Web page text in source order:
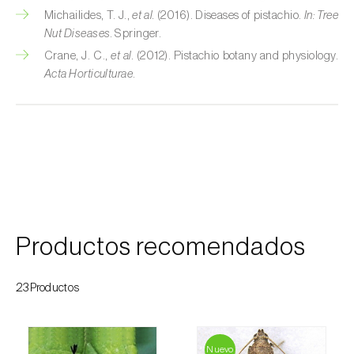
Colza (Brassica napus)
Crisantemo ( Chrysanthemum spp.
Drácena (Dracaena spp.
Feijoa (Feijoa sellowiana )
Frambuesa (
Frambuesa negra (Rubus occidentalis
Michailides, T. J.,et al. (2016). Diseases of pistachio. In: Tree
Nut Diseases . Springer.
Crane, J. C.,et al. (2012). Pistachio botany and physiology.
Acta Horticulturae
Productos recomendados
23Productos
Nuevo